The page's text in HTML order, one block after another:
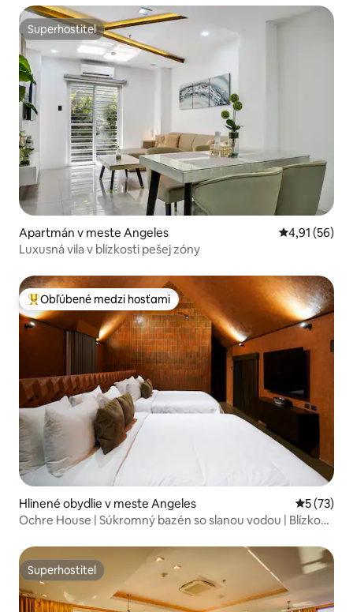
Superhostiteľ
Superhostiteľ
Apartmán v meste Angeles Priemerné
4,91 (56)
Luxusná vila v blízkosti pešej zóny
Najobľúbenejšie medzi hosťami
Obľúbené medzi hosťami
Hlinené obydlie v meste Angeles
5 (73)
Ochre House | Súkromný bazén so slanou vodou | Blízko
Superhostiteľ
Superhostiteľ